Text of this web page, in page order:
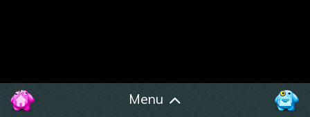
Menu